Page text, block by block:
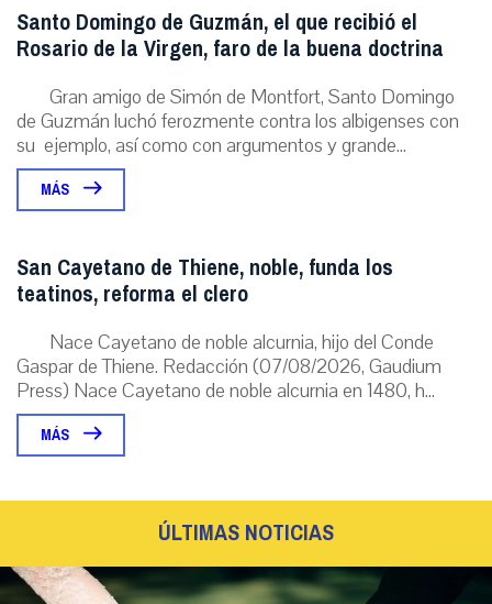
Santo Domingo de Guzmán, el que recibió el
Rosario de la Virgen, faro de la buena doctrina
Gran amigo de Simón de Montfort, Santo Domingo
de Guzmán luchó ferozmente contra los albigenses con
su ejemplo, así como con argumentos y grande...
MÁS
San Cayetano de Thiene, noble, funda los
teatinos, reforma el clero
Nace Cayetano de noble alcurnia, hijo del Conde
Gaspar de Thiene. Redacción (07/08/2026, Gaudium
Press) Nace Cayetano de noble alcurnia en 1480, h...
MÁS
ÚLTIMAS NOTICIAS